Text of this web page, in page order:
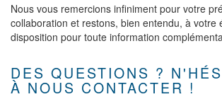
Nous vous remercions infiniment pour votre
collaboration et restons, bien entendu, à votre
disposition pour toute information
DES QUESTIONS ?
À NOUS CONTACTER !